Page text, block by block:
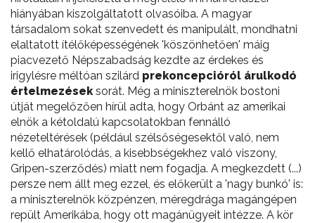
hiányában kiszolgáltatott olvasóiba. A magyar
társadalom sokat szenvedett és manipulált, mondhatni
elaltatott ítélőképességének 'köszönhetően' máig
piacvezető Népszabadság kezdte az érdekes és
irigylésre méltóan szilárd prekoncepcióról árulkodó
értelmezéseksorát. Még a miniszterelnök bostoni
útját megelőzően hírül adta, hogy Orbánt az amerikai
elnök a kétoldalú kapcsolatokban fennálló
nézeteltérések (például szélsőségesektől való, nem
kellő elhatárolódás, a kisebbségekhez való viszony,
Gripen-szerződés) miatt nem fogadja. A megkezdett (...)
persze nem állt meg ezzel, és előkerült a 'nagy bunkó' is:
a miniszterelnök közpénzen, méregdrága magángépen
repült Amerikába, hogy ott magánügyeit intézze. A kör